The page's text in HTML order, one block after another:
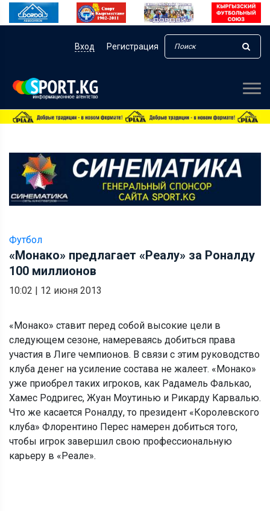
Вход Регистрация
Футбол
«Монако» предлагает «Реалу» за Роналду
100 миллионов
10:02 | 12 июня 2013
«Монако» ставит перед собой высокие цели в
следующем сезоне, намереваясь добиться права
участия в Лиге чемпионов. В связи с этим руководство
клуба денег на усиление состава не жалеет. «Монако»
уже приобрел таких игроков, как Радамель Фалькао,
Хамес Родригес, Жуан Моутинью и Рикарду Карвалью.
Что же касается Роналду, то президент «Королевского
клуба» Флорентино Перес намерен добиться того,
чтобы игрок завершил свою профессиональную
карьеру в «Реале».